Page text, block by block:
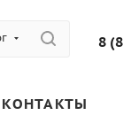
8
КОНТАКТЫ